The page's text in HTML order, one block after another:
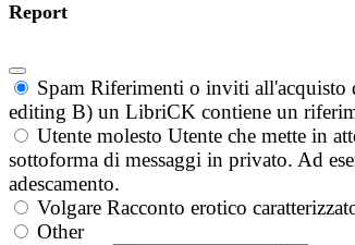
Report
Spam Riferimenti o inviti all'acquisto
editing B) un LibriCK contiene un
Utente molesto Utente che mette in
sottoforma di messaggi in privato. Ad
adescamento.
Volgare Racconto erotico
Other